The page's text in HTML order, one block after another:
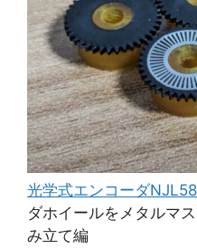
光学式エンコーダ
ダホイールをメタルマ
み立て編